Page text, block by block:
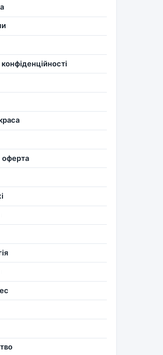
оферта